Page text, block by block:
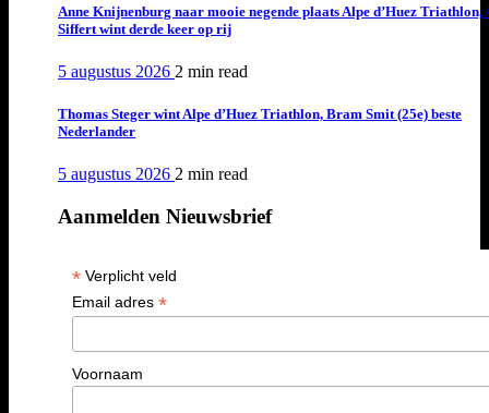
Anne Knijnenburg naar mooie negende plaats Alpe d’Huez Triathlon,
Siffert wint derde keer op rij
5 augustus 2026 2 min read
Thomas Steger wint Alpe d’Huez Triathlon, Bram Smit (25e) beste
Nederlander
5 augustus 2026 2 min read
Aanmelden Nieuwsbrief
*Verplicht veld
Email adres *
Voornaam